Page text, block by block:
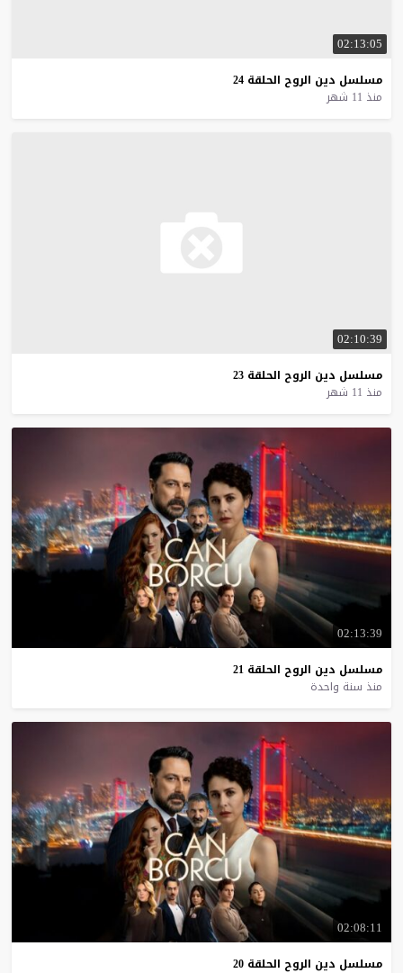
02:13:05
مسلسل دين الروح الحلقة 24
منذ 11 شهر
02:10:39
مسلسل دين الروح الحلقة 23
منذ 11 شهر
02:13:39
مسلسل دين الروح الحلقة 21
منذ سنة واحدة
02:08:11
مسلسل دين الروح الحلقة 20